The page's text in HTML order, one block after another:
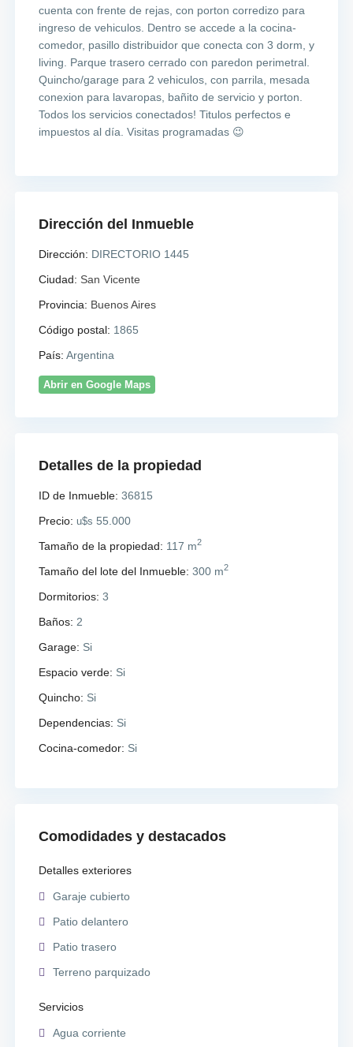
cuenta con frente de rejas, con porton corredizo para
ingreso de vehiculos. Dentro se accede a la cocina-
comedor, pasillo distribuidor que conecta con 3 dorm, y
living. Parque trasero cerrado con paredon perimetral.
Quincho/garage para 2 vehiculos, con parrila, mesada
conexion para lavaropas, bañito de servicio y porton.
Todos los servicios conectados! Titulos perfectos e
impuestos al día. Visitas programadas 😉
Dirección del Inmueble
Dirección: DIRECTORIO 1445
Ciudad: San Vicente
Provincia: Buenos Aires
Código postal: 1865
País: Argentina
Abrir en Google Maps
Detalles de la propiedad
ID de Inmueble: 36815
Precio: u$s 55.000
Tamaño de la propiedad: 117 m2
Tamaño del lote del Inmueble: 300 m2
Dormitorios: 3
Baños: 2
Garage: Si
Espacio verde: Si
Quincho: Si
Dependencias: Si
Cocina-comedor: Si
Comodidades y destacados
Detalles exteriores
Garaje cubierto
Patio delantero
Patio trasero
Terreno parquizado
Servicios
Agua corriente